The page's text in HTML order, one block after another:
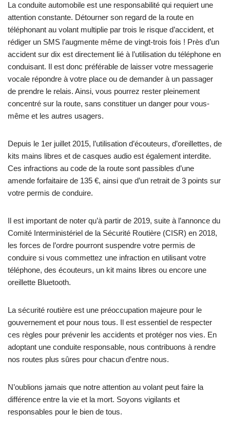
La conduite automobile est une responsabilité qui requiert une
attention constante. Détourner son regard de la route en
téléphonant au volant multiplie par trois le risque d’accident, et
rédiger un SMS l’augmente même de vingt-trois fois ! Près d’un
accident sur dix est directement lié à l’utilisation du téléphone en
conduisant. Il est donc préférable de laisser votre messagerie
vocale répondre à votre place ou de demander à un passager
de prendre le relais. Ainsi, vous pourrez rester pleinement
concentré sur la route, sans constituer un danger pour vous-
même et les autres usagers.
Depuis le 1er juillet 2015, l’utilisation d’écouteurs, d’oreillettes, de
kits mains libres et de casques audio est également interdite.
Ces infractions au code de la route sont passibles d’une
amende forfaitaire de 135 €, ainsi que d’un retrait de 3 points sur
votre permis de conduire.
Il est important de noter qu’à partir de 2019, suite à l’annonce du
Comité Interministériel de la Sécurité Routière (CISR) en 2018,
les forces de l’ordre pourront suspendre votre permis de
conduire si vous commettez une infraction en utilisant votre
téléphone, des écouteurs, un kit mains libres ou encore une
oreillette Bluetooth.
La sécurité routière est une préoccupation majeure pour le
gouvernement et pour nous tous. Il est essentiel de respecter
ces règles pour prévenir les accidents et protéger nos vies. En
adoptant une conduite responsable, nous contribuons à rendre
nos routes plus sûres pour chacun d’entre nous.
N’oublions jamais que notre attention au volant peut faire la
différence entre la vie et la mort. Soyons vigilants et
responsables pour le bien de tous.